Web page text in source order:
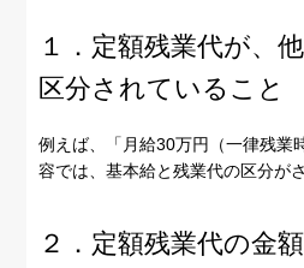
１．定額残業代が、
区分されていること
例えば、「月給30万円（一律残業
容では、基本給と残業代の区分が
２．定額残業代の金